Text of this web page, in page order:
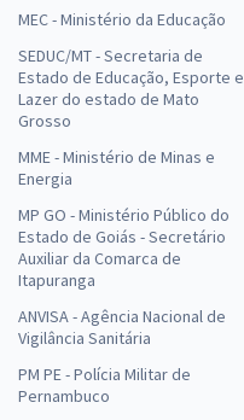
MEC - Ministério da Educação
SEDUC/MT - Secretaria de
Estado de Educação, Esporte e
Lazer do estado de Mato
Grosso
MME - Ministério de Minas e
Energia
MP GO - Ministério Público do
Estado de Goiás - Secretário
Auxiliar da Comarca de
Itapuranga
ANVISA - Agência Nacional de
Vigilância Sanitária
PM PE - Polícia Militar de
Pernambuco